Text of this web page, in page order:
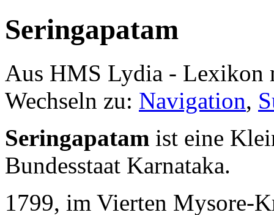
Seringapatam
Aus HMS Lydia - Lexikon
Wechseln zu: Navigation,
Seringapatam ist eine
Bundesstaat Karnataka.
1799, im Vierten Mysore-